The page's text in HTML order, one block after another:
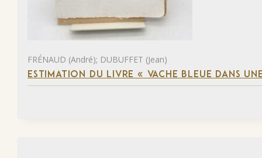
FRÉNAUD (André); DUBUFFET (Jean)
ESTIMATION DU LIVRE « VACHE BLEUE DANS